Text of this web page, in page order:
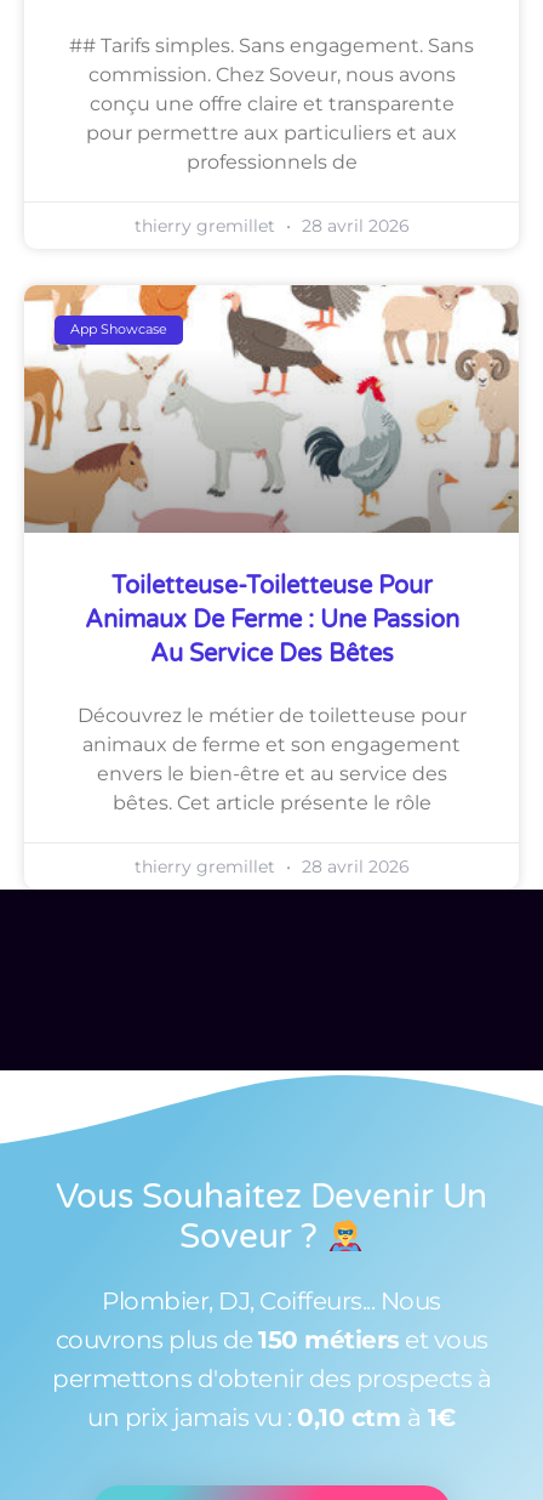
## Tarifs simples. Sans engagement. Sans
commission. Chez Soveur, nous avons
conçu une offre claire et transparente
pour permettre aux particuliers et aux
professionnels de
thierry gremillet 28 avril 2026
App Showcase
Toiletteuse-Toiletteuse Pour
Animaux De Ferme : Une Passion
Au Service Des Bêtes
Découvrez le métier de toiletteuse pour
animaux de ferme et son engagement
envers le bien-être et au service des
bêtes. Cet article présente le rôle
thierry gremillet 28 avril 2026
Vous Souhaitez Devenir Un
Soveur ?
Plombier, DJ, Coiffeurs... Nous
couvrons plus de 150 métiers et vous
permettons d'obtenir des prospects à
un prix jamais vu : 0,10 ctm à 1€